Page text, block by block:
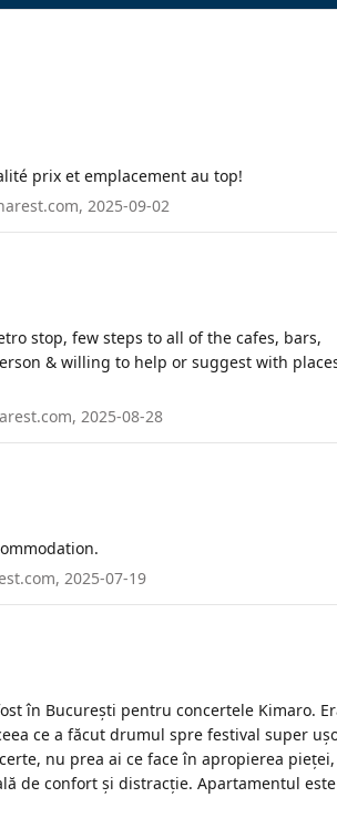
prix et emplacement au top!
2025-09-02
stop, few steps to all of the cafes, bars,
& willing to help or suggest with
2025-08-28
2025-07-19
în București pentru concertele Kimaro.
ce a făcut drumul spre festival super
nu prea ai ce face în apropierea
de confort și distracție. Apartamentul este